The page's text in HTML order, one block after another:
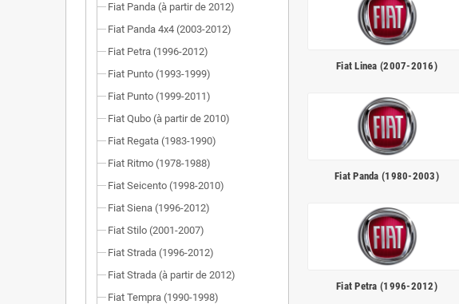
Fiat Panda (à partir de 2012)
Fiat Panda 4x4 (2003-2012)
Fiat Petra (1996-2012)
Fiat Punto (1993-1999)
Fiat Punto (1999-2011)
Fiat Qubo (à partir de 2010)
Fiat Regata (1983-1990)
Fiat Ritmo (1978-1988)
Fiat Seicento (1998-2010)
Fiat Siena (1996-2012)
Fiat Stilo (2001-2007)
Fiat Strada (1996-2012)
Fiat Strada (à partir de 2012)
Fiat Tempra (1990-1998)
Fiat Linea (2007-2016)
Fiat Panda (1980-2003)
Fiat Petra (1996-2012)